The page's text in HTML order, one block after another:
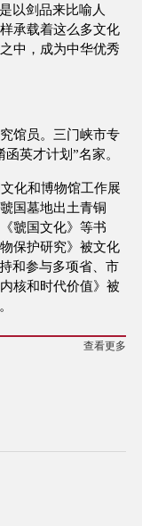
以剑品来比喻人
承载着这么多文化
中，成为中华优秀
馆员。三门峡市专
英才计划”名家。
化和博物馆工作展
国墓地出土青铜
虢国文化》等书
保护研究》被文化
和参与多项省、市
核和时代价值》被
查看更多